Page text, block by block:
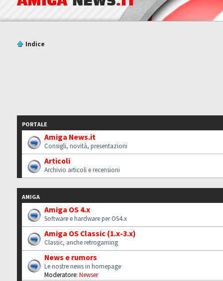
Indice
PORTALE
Amiga News.it
Consigli, novità, presentazioni
Articoli
Archivio articoli e recensioni
AMIGA
Amiga OS 4.x
Software e hardware per OS4.x
Amiga OS Classic (1.x-3.x)
Classic, anche retrogaming
News e rumors
Le nostre news in homepage
Moderatore: Newser